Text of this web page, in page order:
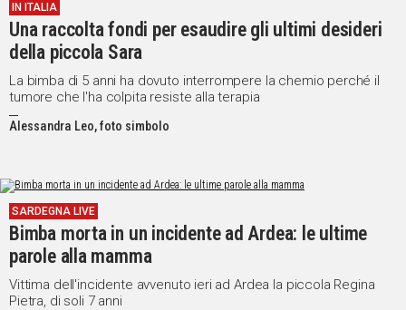
IN ITALIA
Una raccolta fondi per esaudire gli ultimi desideri
della piccola Sara
La bimba di 5 anni ha dovuto interrompere la chemio perché il
tumore che l'ha colpita resiste alla terapia
Alessandra Leo, foto simbolo
SARDEGNA LIVE
Bimba morta in un incidente ad Ardea: le ultime
parole alla mamma
Vittima dell'incidente avvenuto ieri ad Ardea la piccola Regina
Pietra, di soli 7 anni